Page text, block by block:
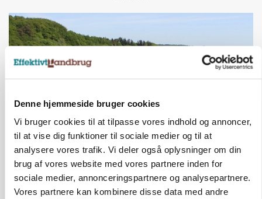
Denne hjemmeside bruger cookies
Vi bruger cookies til at tilpasse vores indhold og annoncer,
til at vise dig funktioner til sociale medier og til at
analysere vores trafik. Vi deler også oplysninger om din
brug af vores website med vores partnere inden for
sociale medier, annonceringspartnere og analysepartnere.
Vores partnere kan kombinere disse data med andre
KVÆG
Snart kan man søge tilskud til naturprojekter
Annonce